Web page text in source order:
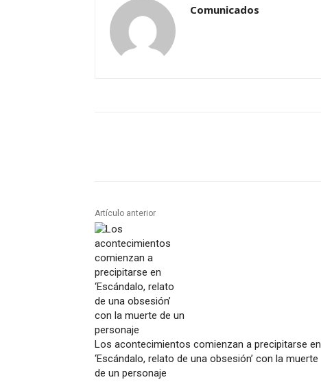
Comunicados
Artículo anterior
Los acontecimientos comienzan a precipitarse en
‘Escándalo, relato de una obsesión’ con la muerte
de un personaje